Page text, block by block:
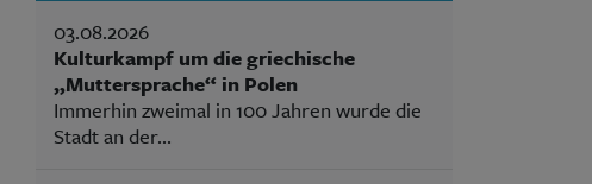
03.08.2026
Kulturkampf um die griechische
„Muttersprache“ in Polen
Immerhin zweimal in 100 Jahren wurde die
Stadt an der...